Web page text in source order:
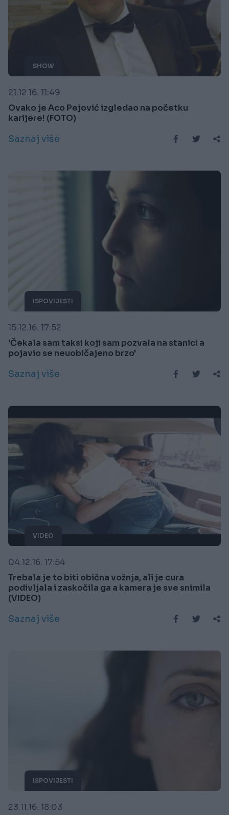
SHOW
21.12.16. 11:49
Ovako je Aco Pejović izgledao na početku
karijere! (FOTO)
Saznaj više
ISPOVIJESTI
15.12.16. 17:52
'Čekala sam taksi koji sam pozvala na stanici a
pojavio se neuobičajeno brzo'
Saznaj više
VIDEO
04.12.16. 17:54
Trebala je to biti obična vožnja, ali je cura
podivljala i zaskočila ga a kamera je sve snimila
(VIDEO)
Saznaj više
ISPOVIJESTI
23.11.16. 18:03